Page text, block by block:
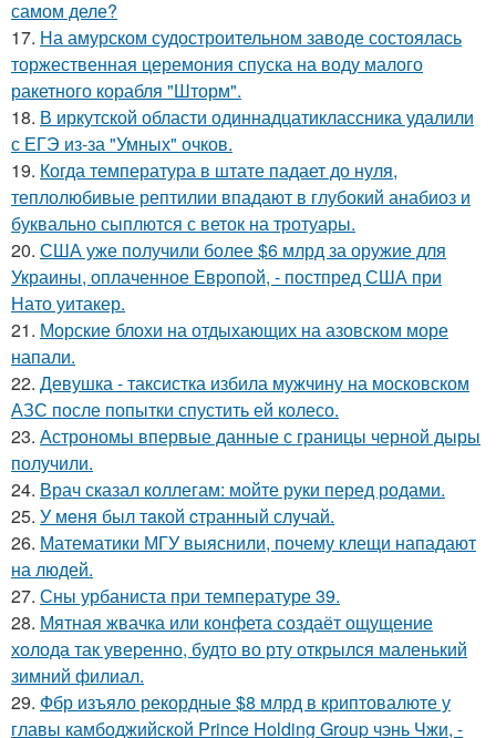
самом деле?
17. На амурском судостроительном заводе состоялась
торжественная церемония спуска на воду малого
ракетного корабля "Шторм".
18. В иркутской области одиннадцатиклассника удалили
с ЕГЭ из-за "Умных" очков.
19. Когда температура в штате падает до нуля,
теплолюбивые рептилии впадают в глубокий анабиоз и
буквально сыплются с веток на тротуары.
20. США уже получили более $6 млрд за оружие для
Украины, оплаченное Европой, - постпред США при
Нато уитакер.
21. Морские блохи на отдыхающих на азовском море
напали.
22. Девушка - таксистка избила мужчину на московском
АЗС после попытки спустить ей колесо.
23. Астрономы впервые данные с границы черной дыры
получили.
24. Врач сказал коллегам: мойте руки перед родами.
25. У мeня был тaкой cтранный слyчай.
26. Математики МГУ выяснили, почему клещи нападают
на людей.
27. Сны урбаниста при температуре 39.
28. Мятная жвачка или конфета создаёт ощущение
холода так уверенно, будто во рту открылся маленький
зимний филиал.
29. Фбр изъяло рекордные $8 млрд в криптовалюте у
главы камбоджийской Prince Holding Group чэнь Чжи, -